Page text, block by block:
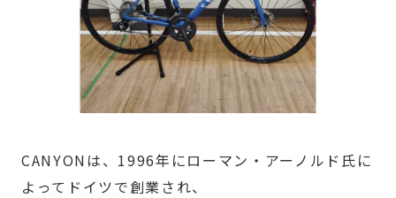
CANYONは、1996年にローマン・アーノルド氏に
よってドイツで創業され、